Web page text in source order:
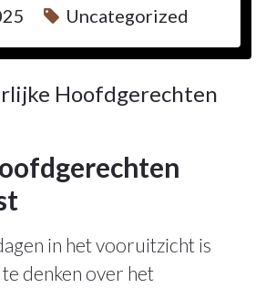
Uncategorized
Hoofdgerechten
in het vooruitzicht is
denken over het